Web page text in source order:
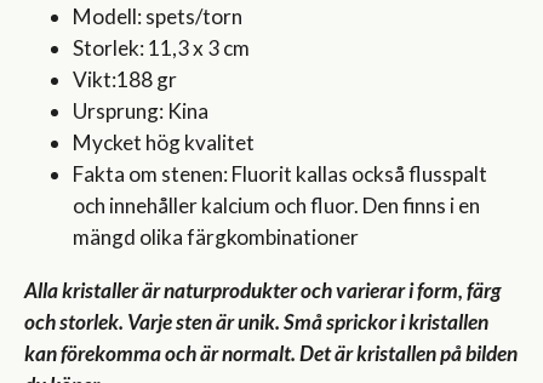
Modell: spets/torn
Storlek: 11,3 x 3 cm
Vikt:188 gr
Ursprung: Kina
Mycket hög kvalitet
Fakta om stenen: Fluorit kallas också flusspalt
och innehåller kalcium och fluor. Den finns i en
mängd olika färgkombinationer
Alla kristaller är naturprodukter och varierar i form, färg
och storlek. Varje sten är unik. Små sprickor i kristallen
kan förekomma och är normalt. Det är kristallen på bilden